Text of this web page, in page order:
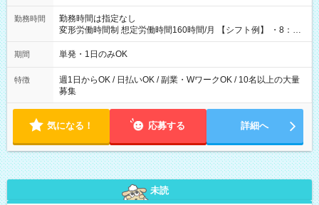
勤務時間
勤務時間は指定なし
変形労働時間制 想定労働時間160時間/月 【シフト例】 ・8：00
～21：00
期間 単発・1日のみOK
特徴
週1日からOK / 日払いOK / 副業・WワークOK / 10名以上の大量
募集
気になる！ 応募する 詳細へ
未読